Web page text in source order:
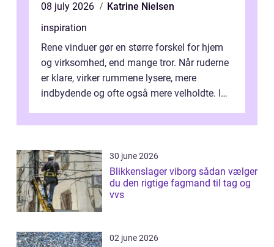
08 july 2026
Katrine Nielsen
inspiration
Rene vinduer gør en større forskel for hjem
og virksomhed, end mange tror. Når ruderne
er klare, virker rummene lysere, mere
indbydende og ofte også mere velholdte. I
30 june 2026
Blikkenslager viborg sådan vælger
du den rigtige fagmand til tag og
vvs
02 june 2026